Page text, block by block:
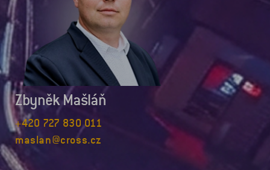
Zbyněk Mašláň
+420 727 830 011
maslan@cross.cz